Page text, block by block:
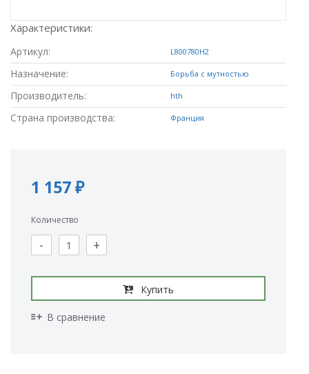
Характеристики:
Артикул: L800780H2
Назначение: Борьба с мутностью
Производитель: hth
Страна производства: Франция
1 157 ₽
Количество
- +
Купить
В сравнение